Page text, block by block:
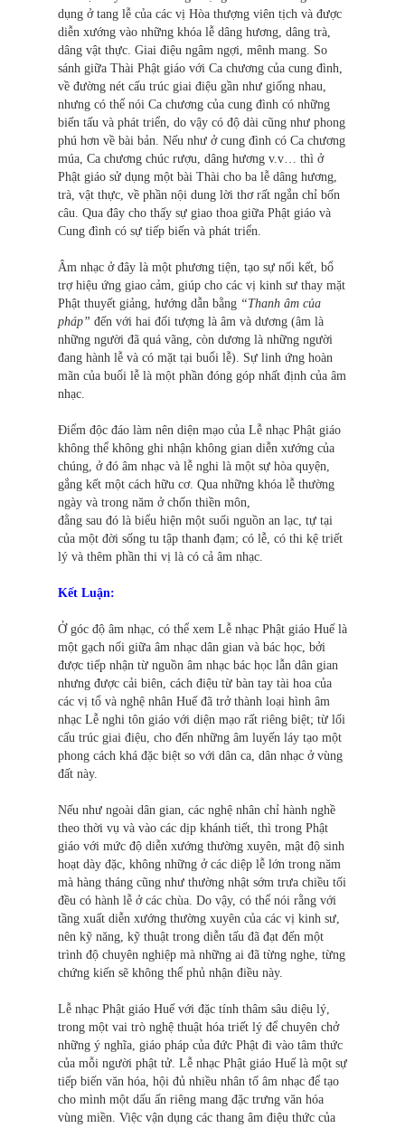
dụng ở tang lễ của các vị Hòa thượng viên tịch và được
diễn xướng vào những khóa lễ dâng hương, dâng trà,
dâng vật thực. Giai điệu ngâm ngợi, mênh mang. So
sánh giữa Thài Phật giáo với Ca chương của cung đình,
về đường nét cấu trúc giai điệu gần như giống nhau,
nhưng có thể nói Ca chương của cung đình có những
biến tấu và phát triển, do vậy có độ dài cũng như phong
phú hơn về bài bản. Nếu như ở cung đình có Ca chương
múa, Ca chương chúc rượu, dâng hương v.v… thì ở
Phật giáo sử dụng một bài Thài cho ba lễ dâng hương,
trà, vật thực, về phần nội dung lời thơ rất ngắn chỉ bốn
câu. Qua đây cho thấy sự giao thoa giữa Phật giáo và
Cung đình có sự tiếp biến và phát triển.
Âm nhạc ở đây là một phương tiện, tạo sự nối kết, bổ
trợ hiệu ứng giao cảm, giúp cho các vị kinh sư thay mặt
Phật thuyết giảng, hướng dẫn bằng “Thanh âm của
pháp” đến với hai đối tượng là âm và dương (âm là
những người đã quá vãng, còn dương là những người
đang hành lễ và có mặt tại buổi lễ). Sự linh ứng hoàn
mãn của buổi lễ là một phần đóng góp nhất định của âm
nhạc.
Điểm độc đáo làm nên diện mạo của Lễ nhạc Phật giáo
không thể không ghi nhận không gian diễn xướng của
chúng, ở đó âm nhạc và lễ nghi là một sự hòa quyện,
gắng kết một cách hữu cơ. Qua những khóa lễ thường
ngày và trong năm ở chốn thiền môn,
đằng sau đó là biểu hiện một suối nguồn an lạc, tự tại
của một đời sống tu tập thanh đạm; có lễ, có thi kệ triết
lý và thêm phần thi vị là có cả âm nhạc.
Kết Luận:
Ở góc độ âm nhạc, có thể xem Lễ nhạc Phật giáo Huế là
một gạch nối giữa âm nhạc dân gian và bác học, bởi
được tiếp nhận từ nguồn âm nhạc bác học lẫn dân gian
nhưng được cải biên, cách điệu từ bàn tay tài hoa của
các vị tổ và nghệ nhân Huế đã trở thành loại hình âm
nhạc Lễ nghi tôn giáo với diện mạo rất riêng biệt; từ lối
cấu trúc giai điệu, cho đến những âm luyến láy tạo một
phong cách khá đặc biệt so với dân ca, dân nhạc ở vùng
đất này.
Nếu như ngoài dân gian, các nghệ nhân chỉ hành nghề
theo thời vụ và vào các dịp khánh tiết, thì trong Phật
giáo với mức độ diễn xướng thường xuyên, mật độ sinh
hoạt dày đặc, không những ở các diệp lễ lớn trong năm
mà hàng tháng cũng như thường nhật sớm trưa chiều tối
đều có hành lễ ở các chùa. Do vậy, có thể nói rằng với
tầng xuất diễn xướng thường xuyên của các vị kinh sư,
nên kỹ năng, kỹ thuật trong diễn tấu đã đạt đến một
trình độ chuyên nghiệp mà những ai đã từng nghe, từng
chứng kiến sẽ không thể phủ nhận điều này.
Lễ nhạc Phật giáo Huế với đặc tính thâm sâu diệu lý,
trong một vai trò nghệ thuật hóa triết lý để chuyên chở
những ý nghĩa, giáo pháp của đức Phật đi vào tâm thức
của mỗi người phật tử. Lễ nhạc Phật giáo Huế là một sự
tiếp biến văn hóa, hội đủ nhiều nhân tố âm nhạc để tạo
cho mình một dấu ấn riêng mang đặc trưng văn hóa
vùng miền. Việc vận dụng các thang âm điệu thức của